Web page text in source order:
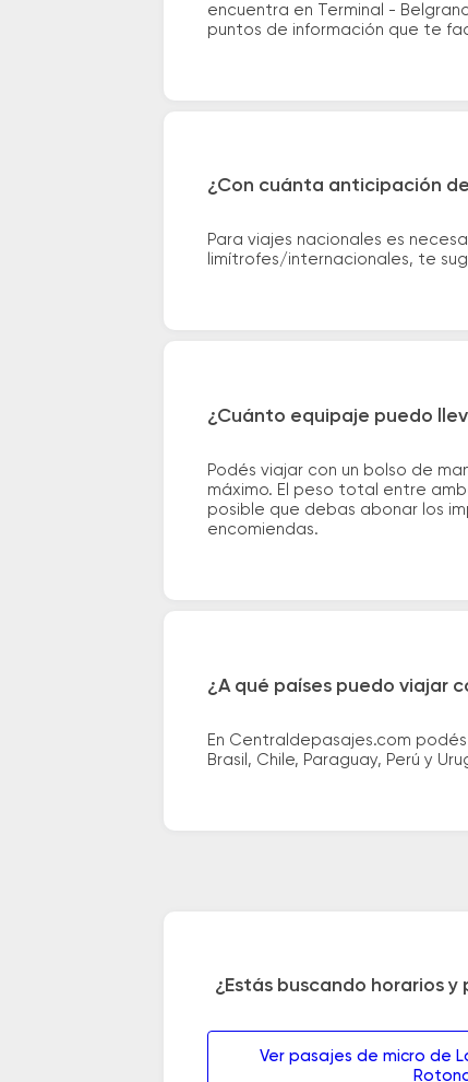
encuentra en Terminal -
puntos de información que te
¿Con cuánta anticipación
Para viajes nacionales es
limítrofes/internacionales, te
¿Cuánto equipaje puedo
Podés viajar con un bolso de
máximo. El peso total entre
posible que debas abonar los
encomiendas.
¿A qué países puedo viajar
En Centraldepasajes.com
Brasil, Chile, Paraguay, Perú y
¿Estás buscando horarios
Ver pasajes de micro de